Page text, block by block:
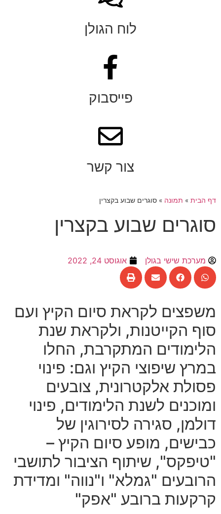
לוח הגולן
פייסבוק
צור קשר
דף הבית » תמונה » סוגרים שבוע בקצרין
סוגרים שבוע בקצרין
מערכת שישי בגולן אוגוסט 24, 2022
משפצים לקראת סיום הקיץ ועם
סוף הקייטנות, ולקראת שנת
הלימודים המתקרבת, החלו
במרץ שיפוצי הקיץ וגם: פינוי
פסולת אלקטרונית, צובעים
ומוכנים לשנת הלימודים, פינוי
דולמן, סגירה לסירוגין של
כבישים, מופע סיום הקיץ –
"טיפקס", שיתוף הציבור לתושבי
הרובעים "גמלא" ו"נווה" ומדידת
קרקעות ברובע "אפק"